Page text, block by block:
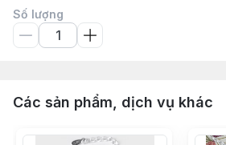
Số lượng
Các sản phẩm, dịch vụ khác